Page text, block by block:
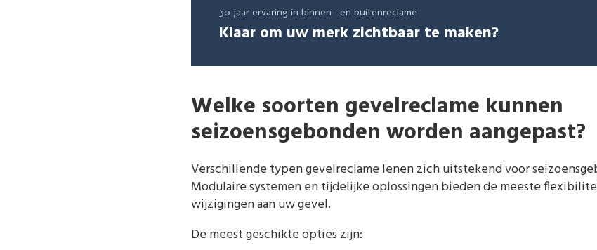
30 jaar ervaring in binnen- en buitenreclame
Klaar om uw merk zichtbaar te maken?
Welke soorten gevelreclame kunnen
seizoensgebonden worden aangepast?
Verschillende typen gevelreclame lenen zich uitstekend voor
Modulaire systemen en tijdelijke oplossingen bieden de meeste
wijzigingen aan uw gevel.
De meest geschikte opties zijn: